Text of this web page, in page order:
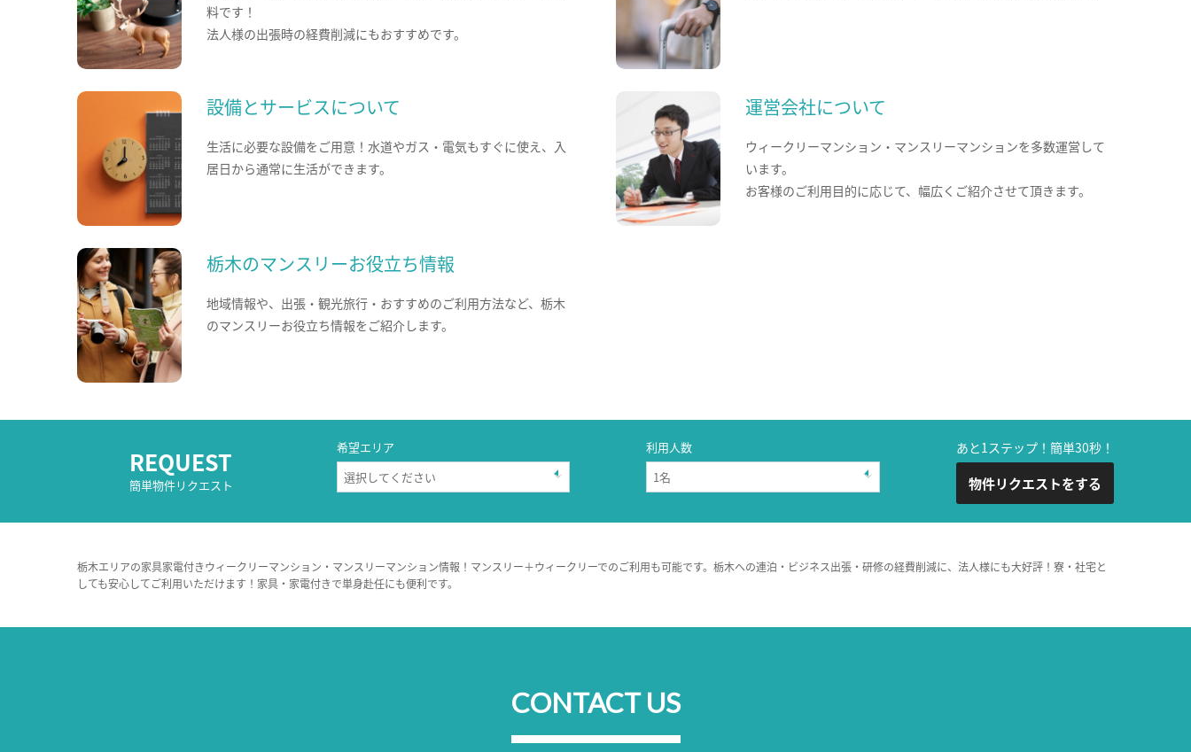
料です！
法人様の出張時の経費削減にもおすすめです。
設備とサービスについて
生活に必要な設備をご用意！水道やガス・電気もすぐに使え、入
居日から通常に生活ができます。
運営会社について
ウィークリーマンション・マンスリーマンションを多数運営して
います。
お客様のご利用目的に応じて、幅広くご紹介させて頂きます。
栃木のマンスリーお役立ち情報
地域情報や、出張・観光旅行・おすすめのご利用方法など、栃木
のマンスリーお役立ち情報をご紹介します。
REQUEST
簡単物件リクエスト
希望エリア 利用人数 あと1ステップ！簡単30秒！
物件リクエストをする
栃木エリアの家具家電付きウィークリーマンション・マンスリーマンション情報！マンスリー＋ウィークリーでのご利用も可能です。栃木への連泊・ビジネス出張・研修の経費削減に、法人様にも大好評！寮・社宅と
しても安心してご利用いただけます！家具・家電付きで単身赴任にも便利です。
CONTACT US